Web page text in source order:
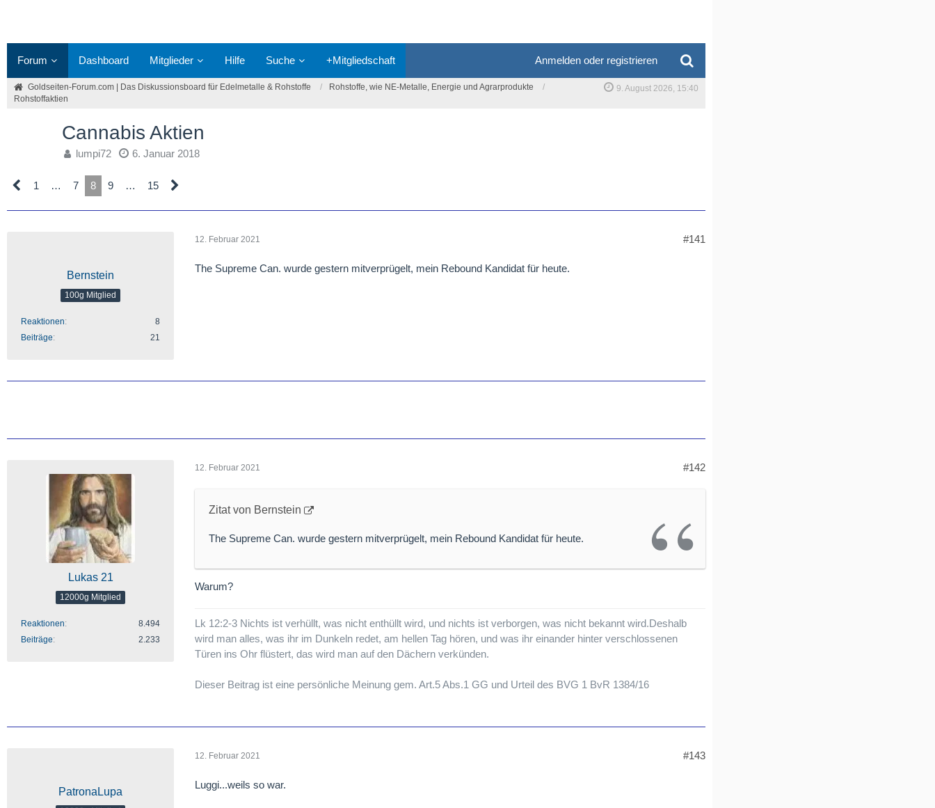
Forum Dashboard Mitglieder Hilfe Suche +Mitgliedschaft Anmelden oder registrieren
Goldseiten-Forum.com | Das Diskussionsboard für Edelmetalle & Rohstoffe
Rohstoffe, wie NE-Metalle, Energie und Agrarprodukte
Rohstoffaktien
9. August 2026, 15:40
Cannabis Aktien
lumpi72 6. Januar 2018
1 … 7 8 9 … 15
Bernstein
100g Mitglied
Reaktionen
8
Beiträge
21
12. Februar 2021 #141
The Supreme Can. wurde gestern mitverprügelt, mein Rebound Kandidat für heute.
Lukas 21
12000g Mitglied
Reaktionen
8.494
Beiträge
2.233
12. Februar 2021 #142
Zitat von Bernstein
The Supreme Can. wurde gestern mitverprügelt, mein Rebound Kandidat für heute.
Warum?
Lk 12:2-3 Nichts ist verhüllt, was nicht enthüllt wird, und nichts ist verborgen, was nicht bekannt wird.Deshalb
wird man alles, was ihr im Dunkeln redet, am hellen Tag hören, und was ihr einander hinter verschlossenen
Türen ins Ohr flüstert, das wird man auf den Dächern verkünden.
Dieser Beitrag ist eine persönliche Meinung gem. Art.5 Abs.1 GG und Urteil des BVG 1 BvR 1384/16
PatronaLupa
12. Februar 2021 #143
Luggi...weils so war.